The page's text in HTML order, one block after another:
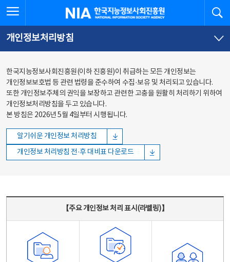
바로가기
바로가기
한국지능정보사회진흥원
개인정보처리방침
한국지능정보사회진흥원(이하 진흥원)이 취급하는 모든 개인정보는
개인정보보호법 등 관련 법령을 준수하여 수집·보유 및 처리되고 있습니다.
또한 개인정보주체의 권익을 보장하고 관련한 고충을 원활히 처리하기 위하여
개인정보처리방침을 두고 있습니다.
본 방침은 2026년 5월 4일부터 시행됩니다.
알기쉬운 개인정보 처리방침
개인정보 처리방침 전·후 대비표 다운로드
【주요 개인정보 처리 표시(라벨링)】